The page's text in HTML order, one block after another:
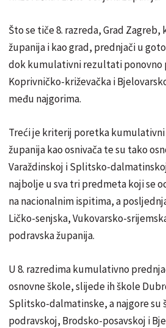
Što se tiče 8. razreda, Grad Zagreb,
županija i kao grad, prednjači u
dok kumulativni rezultati ponovno
Koprivničko-križevačka i
među najgorima.
Treći je kriterij poretka kumulativni
županija kao osnivača te su tako
Varaždinskoj i Splitsko-
najbolje u sva tri predmeta koji se
na nacionalnim ispitima, a
Ličko-senjska, Vukovarsko-
podravska županija.
U 8. razredima kumulativno
osnovne škole, slijede ih škole
Splitsko-dalmatinske, a najgore su
podravskoj, Brodsko-posavskoj i